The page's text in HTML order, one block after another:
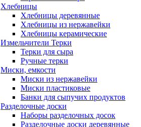
Хлебницы
Хлебницы деревянные
Хлебницы из нержавейки
Хлебницы керамические
Измельчители Терки
Терки для сыра
Ручные терки
Миски, емкости
Миски из нержавейки
Миски пластиковые
Банки для сыпучих продуктов
Разделочные доски
Наборы разделочных досок
Разделочные доски деревянные